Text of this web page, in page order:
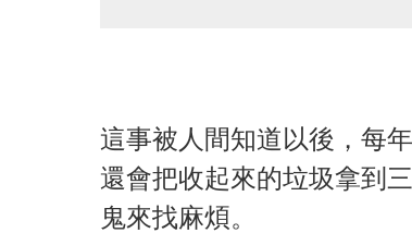
這事被人間知道以後，每
還會把收起來的垃圾拿到
鬼來找麻煩。